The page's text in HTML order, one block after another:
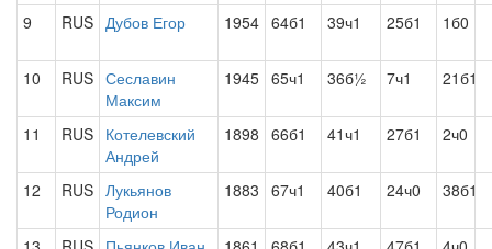
9 RUS Дубов Егор 1954 64б1 39ч1 25б1 1б0
10 RUS Сеславин
Максим
1945 65ч1 36б½ 7ч1 21б1
11 RUS Котелевский
Андрей
1898 66б1 41ч1 27б1 2ч0
12 RUS Лукьянов
Родион
1883 67ч1 40б1 24ч0 38б1